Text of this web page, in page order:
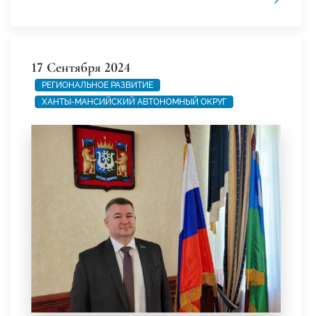
17 Сентября 2024
РЕГИОНАЛЬНОЕ РАЗВИТИЕ
ХАНТЫ-МАНСИЙСКИЙ АВТОНОМНЫЙ ОКРУГ